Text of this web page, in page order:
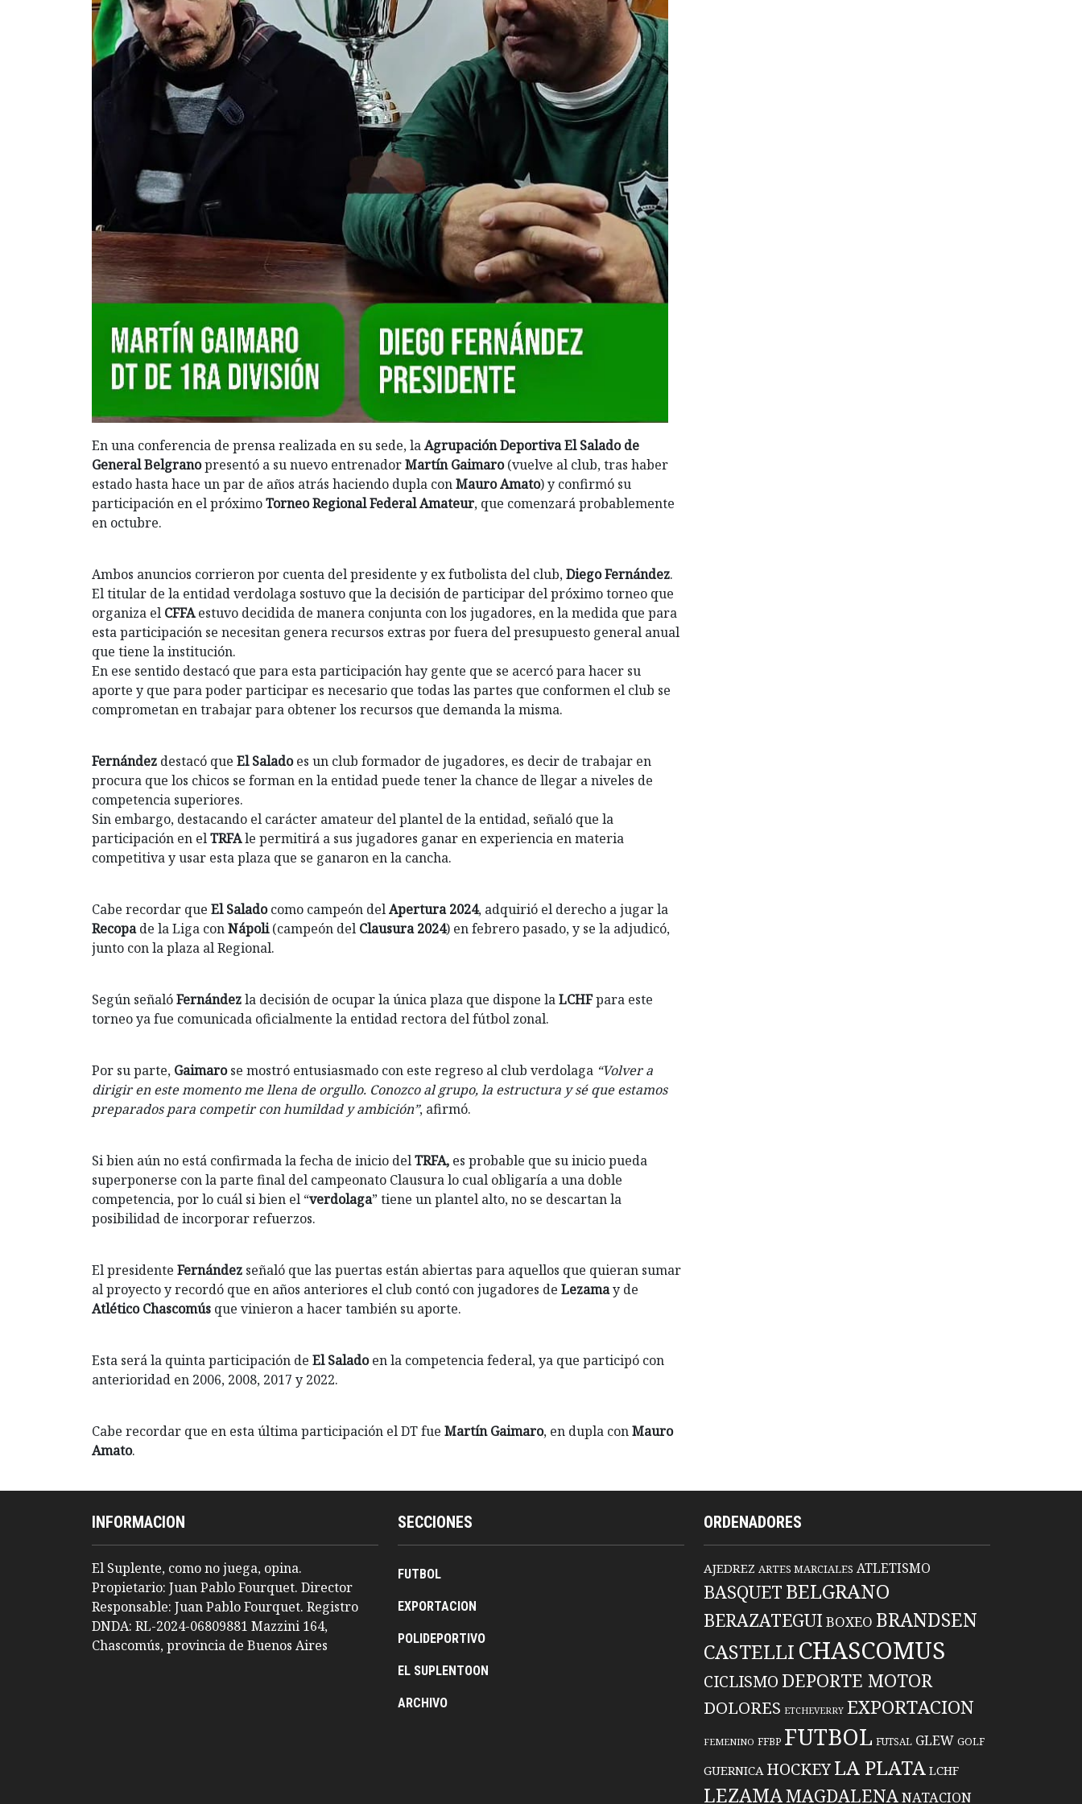
En una conferencia de prensa realizada en su sede, laAgrupación Deportiva El Salado de
General Belgranopresentó a su nuevo entrenadorMartín Gaimaro(vuelve al club, tras haber
estado hasta hace un par de años atrás haciendo dupla conMauro Amato) y confirmó su
participación en el próximoTorneo Regional Federal Amateur, que comenzará probablemente
en octubre.
Ambos anuncios corrieron por cuenta del presidente y ex futbolista del club,Diego Fernández.
El titular de la entidad verdolaga sostuvo que la decisión de participar del próximo torneo que
organiza el CFFAestuvo decidida de manera conjunta con los jugadores, en la medida que para
esta participación se necesitan genera recursos extras por fuera del presupuesto general anual
que tiene la institución.
En ese sentido destacó que para esta participación hay gente que se acercó para hacer su
aporte y que para poder participar es necesario que todas las partes que conformen el club se
comprometan en trabajar para obtener los recursos que demanda la misma.
Fernández destacó que El Saladoes un club formador de jugadores, es decir de trabajar en
procura que los chicos se forman en la entidad puede tener la chance de llegar a niveles de
competencia superiores.
Sin embargo, destacando el carácter amateur del plantel de la entidad, señaló que la
participación en elTRFAle permitirá a sus jugadores ganar en experiencia en materia
competitiva y usar esta plaza que se ganaron en la cancha.
Cabe recordar que El Saladocomo campeón delApertura 2024, adquirió el derecho a jugar la
Recopade la Liga conNápoli(campeón del Clausura 2024) en febrero pasado, y se la adjudicó,
junto con la plaza al Regional.
Según señalóFernándezla decisión de ocupar la única plaza que dispone laLCHFpara este
torneo ya fue comunicada oficialmente la entidad rectora del fútbol zonal.
Por su parte, Gaimarose mostró entusiasmado con este regreso al club verdolaga “Volver a
dirigir en este momento me llena de orgullo. Conozco al grupo, la estructura y sé que estamos
preparados para competir con humildad y ambición”, afirmó.
Si bien aún no está confirmada la fecha de inicio delTRFA, es probable que su inicio pueda
superponerse con la parte final del campeonato Clausura lo cual obligaría a una doble
competencia, por lo cuál si bien el “verdolaga” tiene un plantel alto, no se descartan la
posibilidad de incorporar refuerzos.
El presidente Fernández señaló que las puertas están abiertas para aquellos que quieran sumar
al proyecto y recordó que en años anteriores el club contó con jugadores de Lezamay de
Atlético Chascomús que vinieron a hacer también su aporte.
Esta será la quinta participación de El Saladoen la competencia federal, ya que participó con
anterioridad en 2006, 2008, 2017 y 2022.
Cabe recordar que en esta última participación el DT fue Martín Gaimaro, en dupla conMauro
Amato.
INFORMACION
El Suplente, como no juega, opina.
Propietario: Juan Pablo Fourquet. Director
Responsable: Juan Pablo Fourquet. Registro
DNDA: RL-2024-06809881 Mazzini 164,
Chascomús, provincia de Buenos Aires
SECCIONES
FUTBOL
EXPORTACION
POLIDEPORTIVO
EL SUPLENTOON
ARCHIVO
ORDENADORES
AJEDREZ ARTES MARCIALES ATLETISMO
BASQUET BELGRANO
BERAZATEGUIBOXEO BRANDSEN
CASTELLI CHASCOMUS
CICLISMO DEPORTE MOTOR
DOLORES ETCHEVERRY EXPORTACION
FEMENINO FFBP FUTBOL FUTSAL GLEW GOLF
GUERNICA HOCKEYLA PLATA LCHF
LEZAMAMAGDALENANATACION